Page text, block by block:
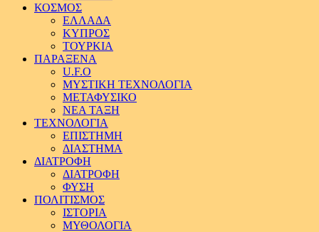
ΚΟΣΜΟΣ
ΕΛΛΑΔΑ
ΚΥΠΡΟΣ
ΤΟΥΡΚΙΑ
ΠΑΡΑΞΕΝΑ
U.F.O
ΜΥΣΤΙΚΗ ΤΕΧΝΟΛΟΓΙΑ
ΜΕΤΑΦΥΣΙΚΟ
ΝΕΑ ΤΑΞΗ
ΤΕΧΝΟΛΟΓΙΑ
ΕΠΙΣΤΗΜΗ
ΔΙΑΣΤΗΜΑ
ΔΙΑΤΡΟΦΗ
ΔΙΑΤΡΟΦΗ
ΦΥΣΗ
ΠΟΛΙΤΙΣΜΟΣ
ΙΣΤΟΡΙΑ
ΜΥΘΟΛΟΓΙΑ